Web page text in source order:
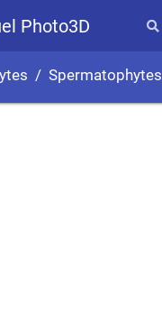
Photo3D
Spermatophytes